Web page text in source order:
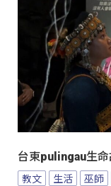
台東pulingau生
教文 生活 巫師